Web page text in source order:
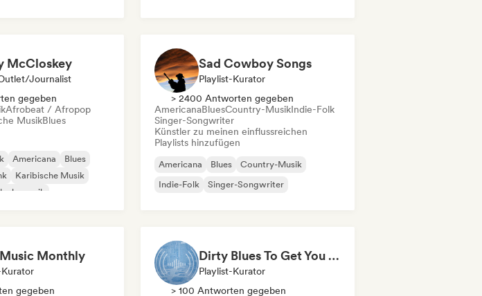
McCloskey
Journalist
gegeben
Afrobeat / Afropop
MusikBlues
Americana
Blues
Karibische Musik
Sad Cowboy Songs
Playlist-Kurator
> 2400 Antworten gegeben
AmericanaBluesCountry-MusikIndie-Folk
Singer-Songwriter
Künstler zu meinen einflussreichen
Playlists hinzufügen
Americana Blues
Country-Musik
Indie-Folk
Singer-Songwriter
Monthly
gegeben
Dirty Blues To Get You Through Your Workday
Playlist-Kurator
> 100 Antworten gegeben